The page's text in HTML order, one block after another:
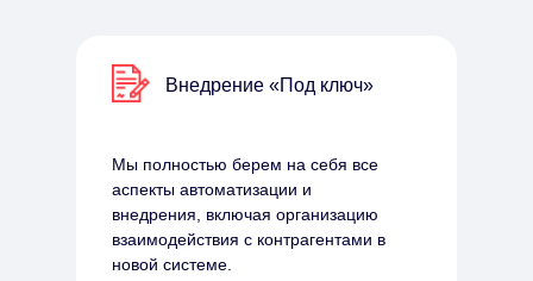
Внедрение «Под ключ»
Мы полностью берем на себя все
аспекты автоматизации и
внедрения, включая организацию
взаимодействия с контрагентами в
новой системе.